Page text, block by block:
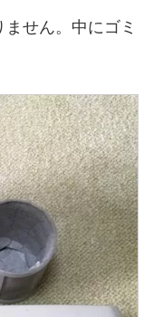
せん。中にゴミ